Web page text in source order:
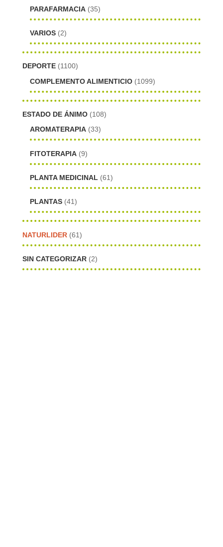
PARAFARMACIA (35)
VARIOS (2)
DEPORTE (1100)
COMPLEMENTO ALIMENTICIO (1099)
ESTADO DE ÁNIMO (108)
AROMATERAPIA (33)
FITOTERAPIA (9)
PLANTA MEDICINAL (61)
PLANTAS (41)
NATURLIDER (61)
SIN CATEGORIZAR (2)